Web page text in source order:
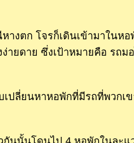
างตก โจรก็เดินเข้ามาในหอ
ายดาย ซึ่งเป้าหมายคือ รถม
ปลี่ยนหาหอพักที่มีรถที่พวกเข